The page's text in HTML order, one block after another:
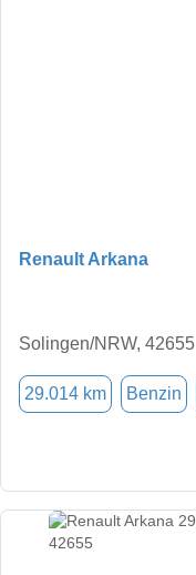
Renault Arkana
Solingen/NRW, 42655
29.014 km Benzin